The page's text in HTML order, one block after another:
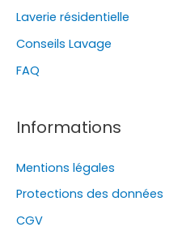
Laverie résidentielle
Conseils Lavage
FAQ
Informations
Mentions légales
Protections des données
CGV